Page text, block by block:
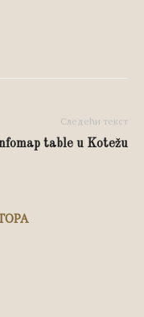
Следећи текст
table u Kotežu